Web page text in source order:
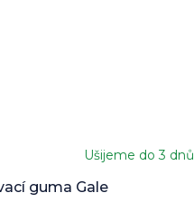
guma Gale
Ušijeme do 3 dnů